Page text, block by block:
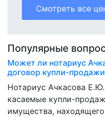
Смотреть все
Популярные
Может ли нотариус
договор купли-
Нотариус Ачкасова
касаемые купли-
имущества,